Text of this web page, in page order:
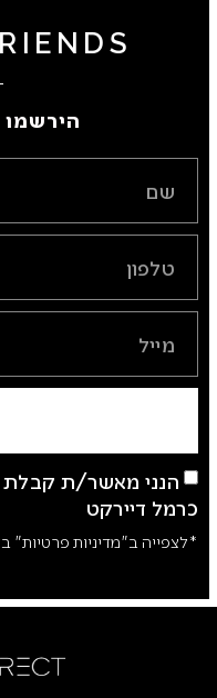
הירשמו
הנני מאשר/ת קבלת
כרמל דיירקט
*לצפייה ב"מדיניות פרטיות"